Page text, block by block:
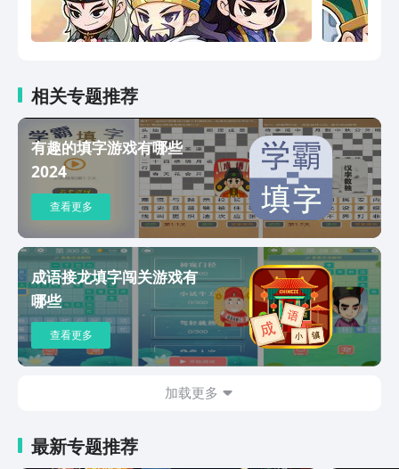
相关专题推荐
有趣的填字游戏有哪些
2024
查看更多
成语接龙填字闯关游戏有
哪些
查看更多
加载更多
最新专题推荐